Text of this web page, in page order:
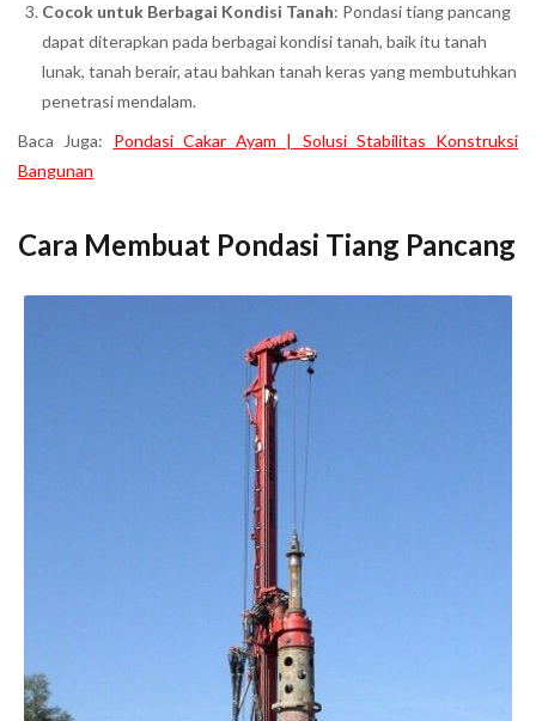
Cocok untuk Berbagai Kondisi Tanah: Pondasi tiang pancang
dapat diterapkan pada berbagai kondisi tanah, baik itu tanah
lunak, tanah berair, atau bahkan tanah keras yang membutuhkan
penetrasi mendalam.
Baca Juga: Pondasi Cakar Ayam | Solusi Stabilitas Konstruksi
Bangunan
Cara Membuat Pondasi Tiang Pancang